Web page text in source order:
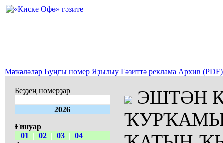
Мәҡәләләр Һуңғы номер Яҙылыу Гәзиттә реклама Архив (PDF)
Беҙҙең номерҙар
2026
Ғинуар
01
| 02 | 03 | 04
ЭШТӘН